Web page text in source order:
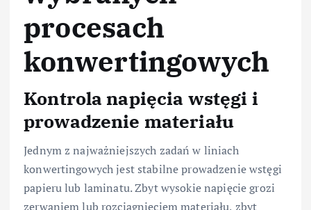
procesach
konwertingowych
Kontrola napięcia wstęgi i
prowadzenie materiału
Jednym z najważniejszych zadań w liniach
konwertingowych jest stabilne prowadzenie wstęgi
papieru lub laminatu. Zbyt wysokie napięcie grozi
zerwaniem lub rozciągnięciem materiału, zbyt